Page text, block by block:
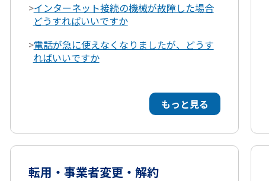
>インターネット接続の機械が故障した場合
どうすればいいですか
>電話が急に使えなくなりましたが、どうす
ればいいですか
もっと見る
転用・事業者変更・解約